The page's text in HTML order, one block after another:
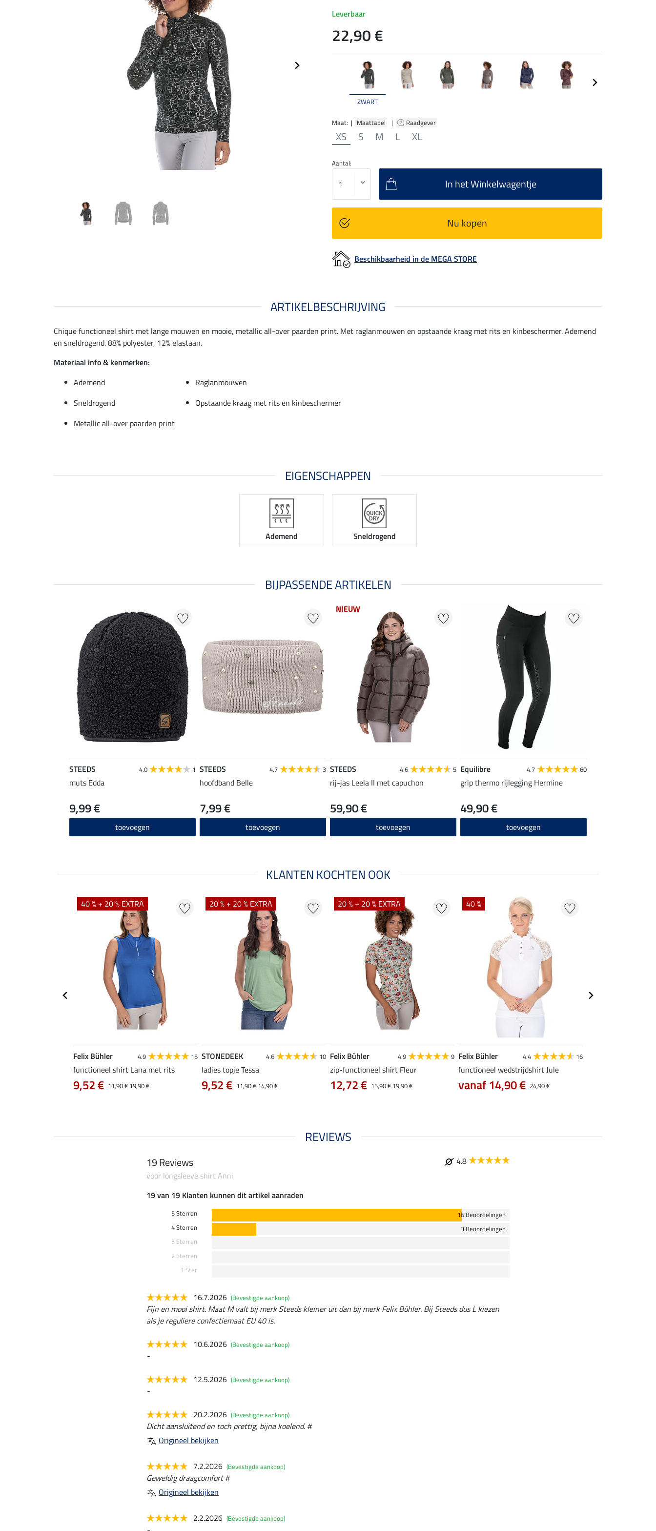
ZWART
Maat: | Maattabel | Raadgever
XS S M L XL
Leverbaar
22,90 €
Aantal:
In het Winkelwagentje
Nu kopen
Beschikbaarheid in de MEGA STORE
ARTIKELBESCHRIJVING
Chique functioneel shirt met lange mouwen en mooie, metallic all-over paarden print. Met raglanmouwen en opstaande kraag met rits en kinbeschermer. Ademend
en sneldrogend. 88% polyester, 12% elastaan.
Materiaal info & kenmerken:
Ademend
Raglanmouwen
Sneldrogend
Opstaande kraag met rits en kinbeschermer
Metallic all-over paarden print
EIGENSCHAPPEN
Ademend Sneldrogend
BIJPASSENDE ARTIKELEN
STEEDS 4.0 1
muts Edda
9,99 €
toevoegen
STEEDS 4.7 3
hoofdband Belle
7,99 €
toevoegen
NIEUW
STEEDS 4.6 5
rij-jas Leela II met capuchon
59,90 €
toevoegen
Equilibre 4.7 60
grip thermo rijlegging Hermine
49,90 €
toevoegen
KLANTEN KOCHTEN OOK
40 % + 20 % EXTRA
Felix Bühler 4.9 15
functioneel shirt Lana met rits
11,90 €19,90 €
9,52 €
20 % + 20 % EXTRA
STONEDEEK 4.6 10
ladies topje Tessa
11,90 €14,90 €
9,52 €
20 % + 20 % EXTRA
Felix Bühler 4.9 9
zip-functioneel shirt Fleur
15,90 €19,90 €
12,72 €
40 %
Felix Bühler 4.4 16
functioneel wedstrijdshirt Jule
24,90 €
vanaf 14,90 €
REVIEWS
19 Reviews
4.8
voor longsleeve shirt Anni
19 van 19 Klanten kunnen dit artikel aanraden
5 Sterren
16 Beoordelingen
4 Sterren
3 Beoordelingen
3 Sterren
2 Sterren
1 Ster
16.7.2026 (Bevestigde aankoop)
Fijn en mooi shirt. Maat M valt bij merk Steeds kleiner uit dan bij merk Felix Bühler. Bij Steeds dus L kiezen
als je reguliere confectiemaat EU 40 is.
10.6.2026 (Bevestigde aankoop)
-
12.5.2026 (Bevestigde aankoop)
-
20.2.2026 (Bevestigde aankoop)
Dicht aansluitend en toch prettig, bijna koelend. #
Origineel bekijken
7.2.2026 (Bevestigde aankoop)
Geweldig draagcomfort #
Origineel bekijken
2.2.2026 (Bevestigde aankoop)